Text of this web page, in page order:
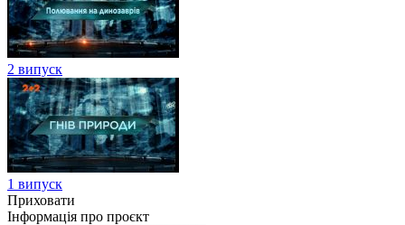
2 випуск
1 випуск
Приховати
Інформація про проєкт